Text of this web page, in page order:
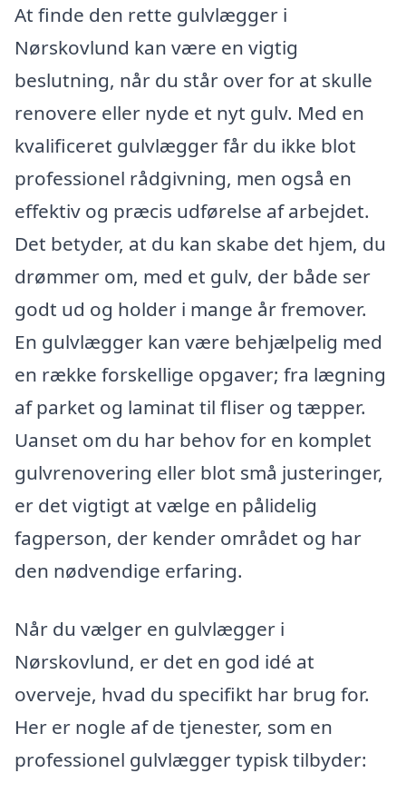
At finde den rette gulvlægger i
Nørskovlund kan være en vigtig
beslutning, når du står over for at skulle
renovere eller nyde et nyt gulv. Med en
kvalificeret gulvlægger får du ikke blot
professionel rådgivning, men også en
effektiv og præcis udførelse af arbejdet.
Det betyder, at du kan skabe det hjem, du
drømmer om, med et gulv, der både ser
godt ud og holder i mange år fremover.
En gulvlægger kan være behjælpelig med
en række forskellige opgaver; fra lægning
af parket og laminat til fliser og tæpper.
Uanset om du har behov for en komplet
gulvrenovering eller blot små justeringer,
er det vigtigt at vælge en pålidelig
fagperson, der kender området og har
den nødvendige erfaring.
Når du vælger en gulvlægger i
Nørskovlund, er det en god idé at
overveje, hvad du specifikt har brug for.
Her er nogle af de tjenester, som en
professionel gulvlægger typisk tilbyder: